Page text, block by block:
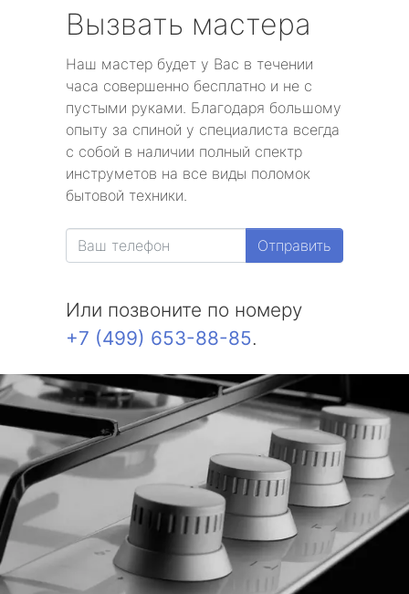
Вызвать мастера
Наш мастер будет у Вас в течении
часа совершенно бесплатно и не с
пустыми руками. Благодаря большому
опыту за спиной у специалиста всегда
с собой в наличии полный спектр
инструметов на все виды поломок
бытовой техники.
Отправить
Или позвоните по номеру
+7 (499) 653-88-85.